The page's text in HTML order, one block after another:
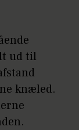
ud til
knæled.